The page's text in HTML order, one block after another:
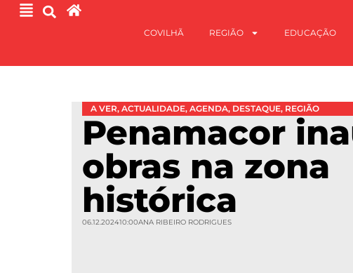
COVILHÃ REGIÃO EDUCAÇÃO
A VER, ACTUALIDADE, AGENDA, DESTAQUE, REGIÃO
Penamacor
obras na zona
histórica
06.12.202410:00ANA RIBEIRO RODRIGUES